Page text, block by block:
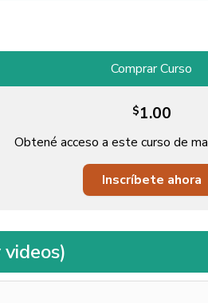
Comprar Curso
$1.00
Obtené acceso a este curso de
Inscríbete ahora